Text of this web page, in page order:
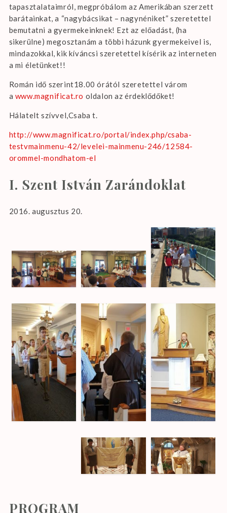
tapasztalataimról, megpróbálom az Amerikában szerzett
barátainkat, a “nagybácsikat – nagynéniket” szeretettel
bemutatni a gyermekeinknek! Ezt az előadást, (ha
sikerülne) megosztanám a többi házunk gyermekeivel is,
mindazokkal, kik kíváncsi szeretettel kísérik az interneten
a mi életünket!!
Román idő szerint18.00 órától szeretettel várom
a www.magnificat.ro oldalon az érdeklődőket!
Hálatelt szívvel,Csaba t.
http://www.magnificat.ro/portal/index.php/csaba-
testvmainmenu-42/levelei-mainmenu-246/12584-
orommel-mondhatom-el
I. Szent István Zarándoklat
2016. augusztus 20.
PROGRAM